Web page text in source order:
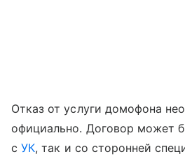
Отказ от услуги домофона
официально. Договор может
сУК, так и со сторонней